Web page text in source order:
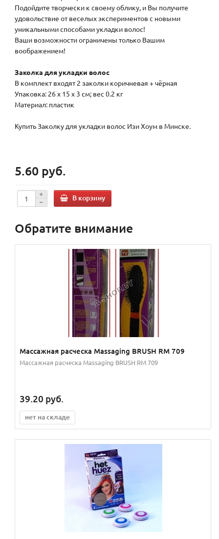
Подойдите творчески к своему облику, и Вы получите
удовольствие от веселых экспериментов с новыми
уникальными способами укладки волос!
Ваши возможности ограничены только Вашим
воображением!
Заколка для укладки волос
В комплект входят 2 заколки коричневая + чёрная
Упаковка: 26 x 15 x 3 см; вес 0.2 кг
Материал: пластик
Купить Заколку для укладки волос Изи Хоум в Минске.
5.60 руб.
В корзину
Обратите внимание
Массажная расческа Massaging BRUSH RM 709
Массажная расческа Massaging BRUSH RM 709
39.20 руб.
нет на складе